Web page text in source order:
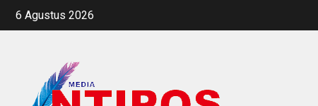
Skip
6 Agustus 2026